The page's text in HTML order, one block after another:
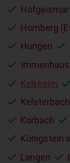
Hofgeismar
Homberg
Hungen
Kelkheim
Kelsterbach
Korbach
Königstein
Langen